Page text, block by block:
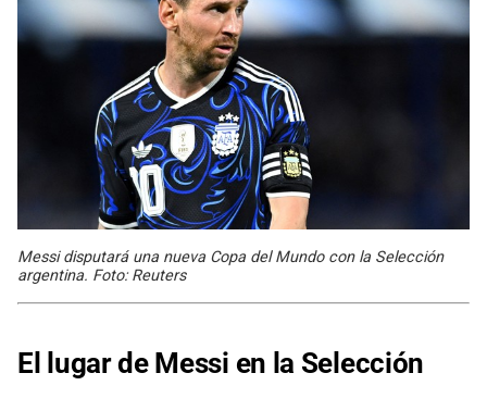
Messi disputará una nueva Copa del Mundo con la Selección
argentina. Foto: Reuters
El lugar de Messi en la Selección